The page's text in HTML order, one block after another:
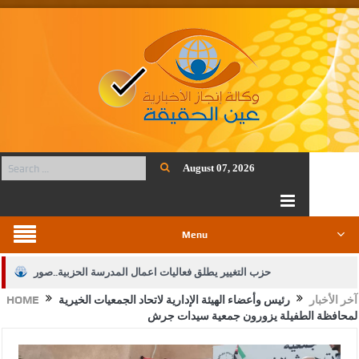
August 07, 2026
Menu
حزب التغيير يطلق فعاليات اعمال المدرسة الحزبية..صور
الجيش يفتح باب التجنيد لحملة البكالوريوس في الحقوق والقانونHOME آخر الأخبار
رئيس وأعضاء الهيئة الإدارية لاتحاد الجمعيات الخيرية
لمحافظة الطفيلة يزورون جمعية سيدات جرش